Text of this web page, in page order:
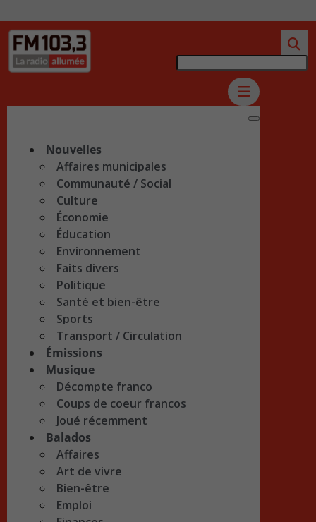
Nouvelles
Affaires municipales
Communauté / Social
Culture
Économie
Éducation
Environnement
Faits divers
Politique
Santé et bien-être
Sports
Transport / Circulation
Émissions
Musique
Décompte franco
Coups de coeur francos
Joué récemment
Balados
Affaires
Art de vivre
Bien-être
Emploi